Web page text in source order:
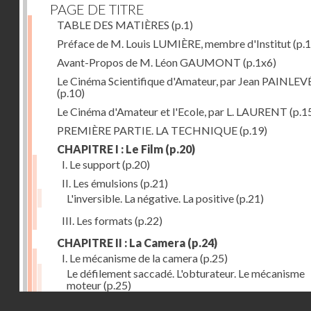
PAGE DE TITRE
TABLE DES MATIÈRES (p.1)
Préface de M. Louis LUMIÈRE, membre d'Institut
Avant-Propos de M. Léon GAUMONT (p.1x6)
Le Cinéma Scientifique d'Amateur, par Jean
(p.10)
Le Cinéma d'Amateur et l'Ecole, par L. LAURENT
PREMIÈRE PARTIE. LA TECHNIQUE(p.19)
CHAPITRE I : Le Film (p.20)
I. Le support(p.20)
II. Les émulsions (p.21)
L'inversible. La négative. La positive(p.21)
III. Les formats (p.22)
CHAPITRE II : La Camera (p.24)
I. Le mécanisme de la camera(p.25)
Le défilement saccadé. L'obturateur. Le mécanisme
moteur(p.25)